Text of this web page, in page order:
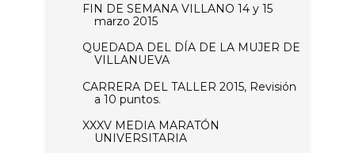
FIN DE SEMANA VILLANO 14 y 15
marzo 2015
QUEDADA DEL DÍA DE LA MUJER DE
VILLANUEVA
CARRERA DEL TALLER 2015, Revisión
a 10 puntos.
XXXV MEDIA MARATÓN
UNIVERSITARIA